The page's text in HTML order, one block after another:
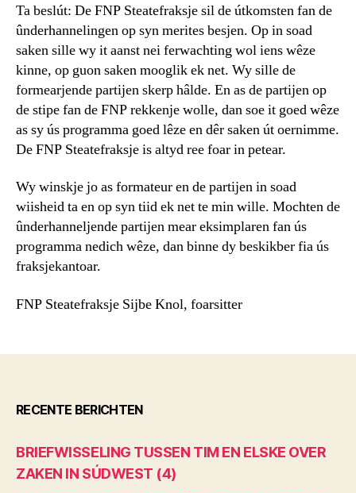
Ta beslút: De FNP Steatefraksje sil de útkomsten fan de
ûnderhannelingen op syn merites besjen. Op in soad
saken sille wy it aanst nei ferwachting wol iens wêze
kinne, op guon saken mooglik ek net. Wy sille de
formearjende partijen skerp hâlde. En as de partijen op
de stipe fan de FNP rekkenje wolle, dan soe it goed wêze
as sy ús programma goed lêze en dêr saken út oernimme.
De FNP Steatefraksje is altyd ree foar in petear.
Wy winskje jo as formateur en de partijen in soad
wiisheid ta en op syn tiid ek net te min wille. Mochten de
ûnderhanneljende partijen mear eksimplaren fan ús
programma nedich wêze, dan binne dy beskikber fia ús
fraksjekantoar.
FNP Steatefraksje Sijbe Knol, foarsitter
RECENTE BERICHTEN
BRIEFWISSELING TUSSEN TIM EN ELSKE OVER
ZAKEN IN SÚDWEST (4)